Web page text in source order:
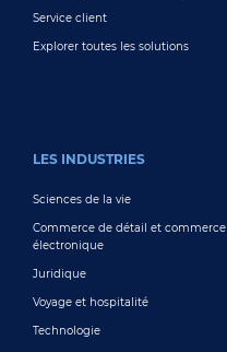
Service client
Explorer toutes les solutions
LES INDUSTRIES
Sciences de la vie
Commerce de détail et commerce
électronique
Juridique
Voyage et hospitalité
Technologie